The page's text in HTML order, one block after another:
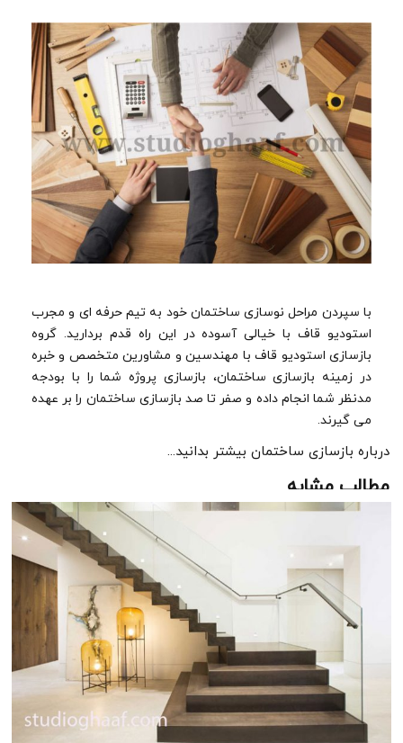
با سپردن مراحل نوسازی ساختمان خود به تیم حرفه ای و مجرب
استودیو قاف با خیالی آسوده در این راه قدم بردارید. گروه
بازسازی استودیو قاف با مهندسین و مشاورین متخصص و خبره
در زمینه بازسازی ساختمان، بازسازی پروژه شما را با بودجه
مدنظر شما انجام داده و صفر تا صد بازسازی ساختمان را بر عهده
می گیرند.
درباره بازسازی ساختمان بیشتر بدانید...
مطالب مشابه